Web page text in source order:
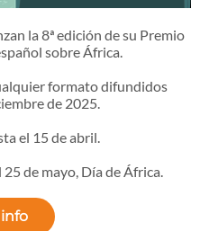
la 8ª edición de su Premio
sobre África.
formato difundidos
de 2025.
el 15 de abril.
de mayo, Día de África.